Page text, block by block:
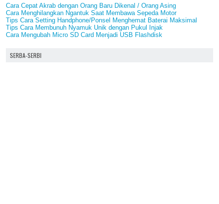
Cara Cepat Akrab dengan Orang Baru Dikenal / Orang Asing
Cara Menghilangkan Ngantuk Saat Membawa Sepeda Motor
Tips Cara Setting Handphone/Ponsel Menghemat Baterai Maksimal
Tips Cara Membunuh Nyamuk Unik dengan Pukul Injak
Cara Mengubah Micro SD Card Menjadi USB Flashdisk
SERBA-SERBI